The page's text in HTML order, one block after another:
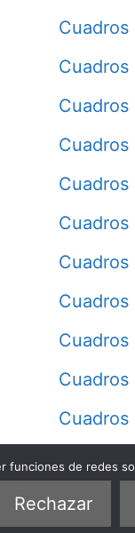
Cuadros
Cuadros
Cuadros
Cuadros
Cuadros
Cuadros
Cuadros
de privacidad
© 2026
de redes
Rechazar